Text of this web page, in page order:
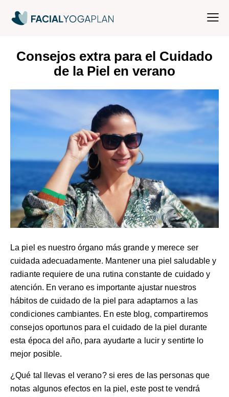
Consejos extra para el Cuidado
de la Piel en verano
La piel es nuestro órgano más grande y merece ser
cuidada adecuadamente. Mantener una piel saludable y
radiante requiere de una rutina constante de cuidado y
atención. En verano es importante ajustar nuestros
hábitos de cuidado de la piel para adaptarnos a las
condiciones cambiantes. En este blog, compartiremos
consejos oportunos para el cuidado de la piel durante
esta época del año, para ayudarte a lucir y sentirte lo
mejor posible.
¿Qué tal llevas el verano? si eres de las personas que
notas algunos efectos en la piel, este post te vendrá